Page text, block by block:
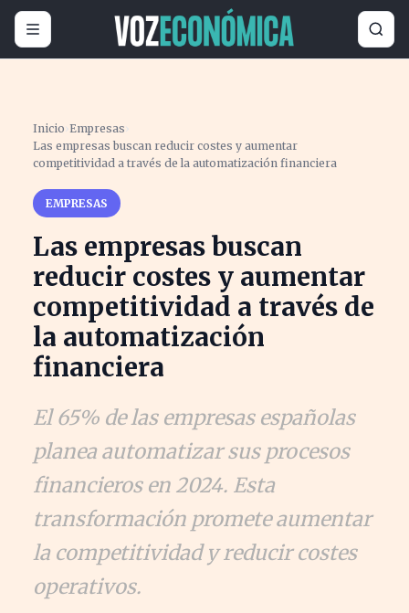
Inicio ›Empresas ›
Las empresas buscan reducir costes y aumentar
competitividad a través de la automatización financiera
EMPRESAS
Las empresas buscan
reducir costes y aumentar
competitividad a través de
la automatización
financiera
El 65% de las empresas españolas
planea automatizar sus procesos
financieros en 2024. Esta
transformación promete aumentar
la competitividad y reducir costes
operativos.